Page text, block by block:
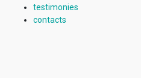
testimonies
contacts